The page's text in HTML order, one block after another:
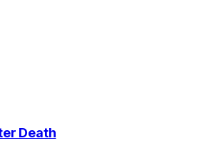
Death